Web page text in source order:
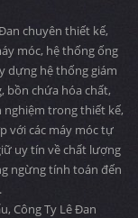
chuyên thiết kế,
móc, hệ thống ống
dựng hệ thống giám
bồn chứa hóa chất,
nghiệm trong thiết kế,
với các máy móc tự
uy tín về chất lượng
ngừng tính toán đến
Công Ty Lê Đan